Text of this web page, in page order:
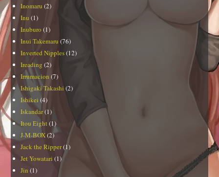
Inomaru (2)
Inu (1)
Inuburo (1)
Inui Takemaru (76)
Inverted Nipples(12)
Ireading (2)
Irrumacion (7)
Ishigaki Takashi(2)
Ishikei (4)
Iskandar(1)
Itou Eight(1)
J-M-BOX(2)
Jack the Ripper(1)
Jet Yowatari (1)
Jin (1)